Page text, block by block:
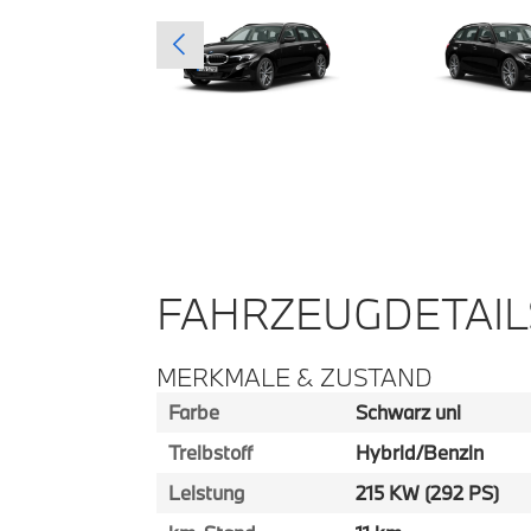
MERKMALE & ZUSTAND
Farbe
Schwarz uni
Treibstoff
Hybrid/Benzin
Leistung
215 KW (292 PS)